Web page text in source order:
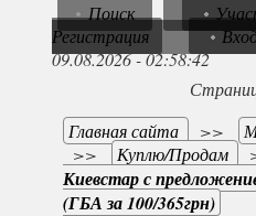
Поиск
Регистрация
09.08.2026 - 02:58:42
Главная сайта >>
>>
Куплю/Продам
Киевстар с
(ГБА за 100/365грн)